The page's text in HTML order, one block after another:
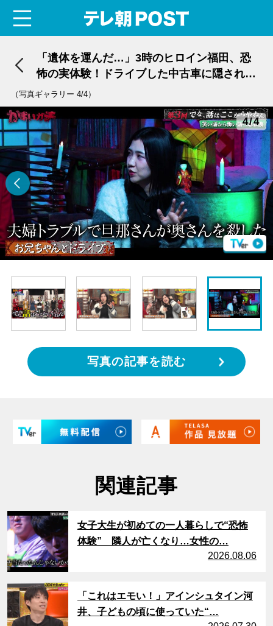
「遺体を運んだ…」3時のヒロイン福田、恐
怖の実体験！ドライブした中古車に隠され
た“戦慄の秘密”
（写真ギャラリー 4/4）
4/4
写真の記事を読む
関連記事
サムネイル
女子大生が初めての一人暮らしで“恐怖
体験” 隣人が亡くなり…女性の…
2026.08.06
サムネイル
「これはエモい！」アインシュタイン河
井、子どもの頃に使っていた“…